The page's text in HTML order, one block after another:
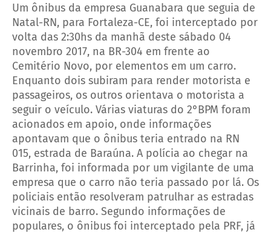
Um ônibus da empresa Guanabara que seguia de
Natal-RN, para Fortaleza-CE, foi interceptado por
volta das 2:30hs da manhã deste sábado 04
novembro 2017, na BR-304 em frente ao
Cemitério Novo, por elementos em um carro.
Enquanto dois subiram para render motorista e
passageiros, os outros orientava o motorista a
seguir o veículo. Várias viaturas do 2°BPM foram
acionados em apoio, onde informações
apontavam que o ônibus teria entrado na RN
015, estrada de Baraúna. A polícia ao chegar na
Barrinha, foi informada por um vigilante de uma
empresa que o carro não teria passado por lá. Os
policiais então resolveram patrulhar as estradas
vicinais de barro. Segundo informações de
populares, o ônibus foi interceptado pela PRF, já